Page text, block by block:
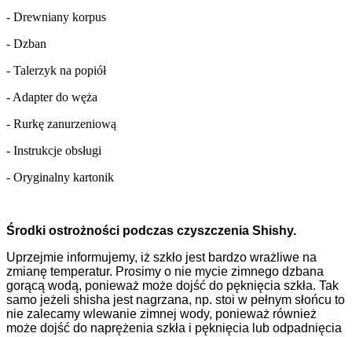
- Drewniany korpus
- Dzban
- Talerzyk na popiół
- Adapter do węża
- Rurkę zanurzeniową
- Instrukcje obsługi
- Oryginalny kartonik
Środki ostrożności podczas czyszczenia Shishy.
Uprzejmie informujemy, iż szkło jest bardzo wrażliwe na
zmianę temperatur. Prosimy o nie mycie zimnego dzbana
gorącą wodą, ponieważ może dojść do pęknięcia szkła. Tak
samo jeżeli shisha jest nagrzana, np. stoi w pełnym słońcu to
nie zalecamy wlewanie zimnej wody, ponieważ również
może dojść do naprężenia szkła i pęknięcia lub odpadnięcia